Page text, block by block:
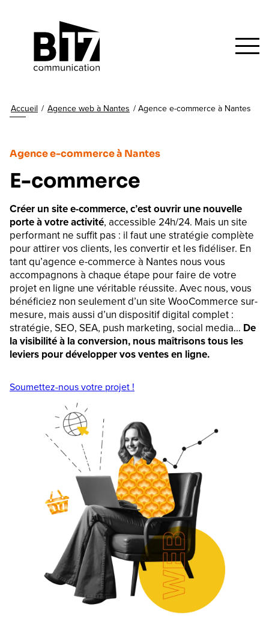
Accueil / Agence web à Nantes /Agence e-commerce à Nantes
Agence e-commerce à Nantes
E-commerce
Créer un site e-commerce, c’est ouvrir une nouvelle
porte à votre activité, accessible 24h/24. Mais un site
performant ne suffit pas : il faut une stratégie complète
pour attirer vos clients, les convertir et les fidéliser. En
tant qu’agence e-commerce à Nantes nous vous
accompagnons à chaque étape pour faire de votre
projet en ligne une véritable réussite. Avec nous, vous
bénéficiez non seulement d’un site WooCommerce sur-
mesure, mais aussi d’un dispositif digital complet :
stratégie, SEO, SEA, push marketing, social media… De
la visibilité à la conversion, nous maîtrisons tous les
leviers pour développer vos ventes en ligne.
Soumettez-nous votre projet !